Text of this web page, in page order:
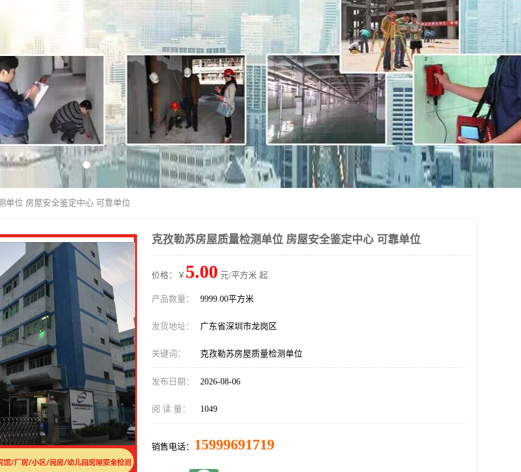
单位 房屋安全鉴定中心 可靠单位
克孜勒苏房屋质量检测单位 房屋安全鉴定中心 可靠单位
价格：￥ 5.00 元/平方米 起
产品数量： 9999.00平方米
发货地址： 广东省深圳市龙岗区
关键词： 克孜勒苏房屋质量检测单位
发布日期： 2026-08-06
阅 读 量： 1049
销售电话： 15999691719